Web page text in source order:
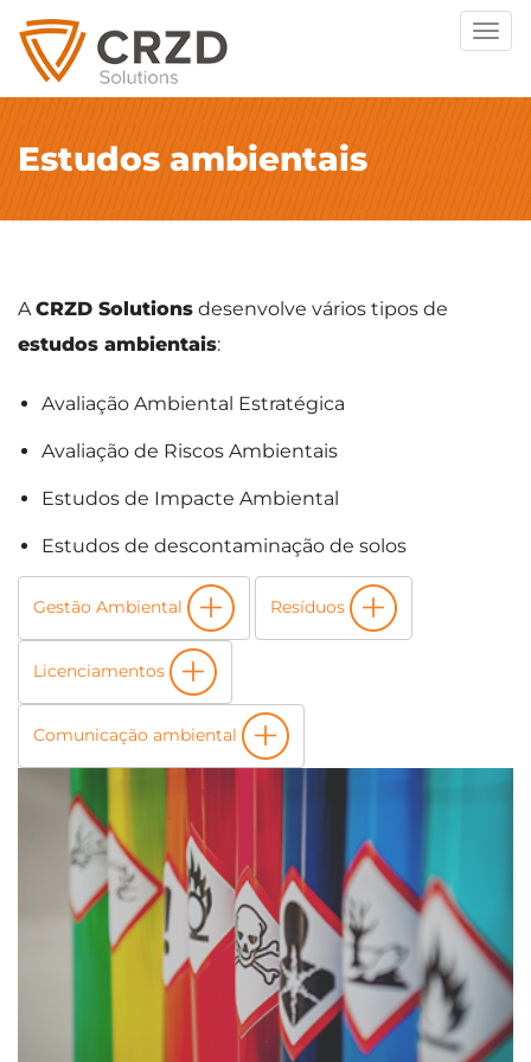
Estudos ambientais
ACRZD Solutions desenvolve vários tipos de
estudos ambientais:
Avaliação Ambiental Estratégica
Avaliação de Riscos Ambientais
Estudos de Impacte Ambiental
Estudos de descontaminação de solos
Gestão Ambiental Resíduos
Licenciamentos
Comunicação ambiental